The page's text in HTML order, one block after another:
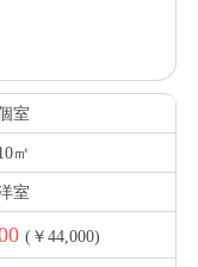
室
㎡
室
(￥44,000)